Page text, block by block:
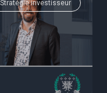
investisseur